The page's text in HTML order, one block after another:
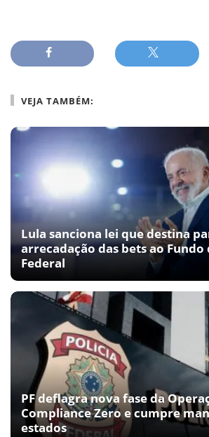
VEJA TAMBÉM:
Lula sanciona lei que destina
arrecadação das bets ao Fundo
Federal
PF deflagra nova fase da
Compliance Zero e cumpre
estados